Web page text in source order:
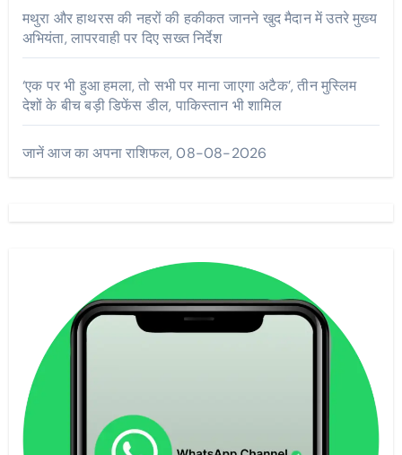
मथुरा और हाथरस की नहरों की हकीकत जानने खुद मैदान में उतरे मुख्य
अभियंता, लापरवाही पर दिए सख्त निर्देश
‘एक पर भी हुआ हमला, तो सभी पर माना जाएगा अटैक’, तीन मुस्लिम
देशों के बीच बड़ी डिफेंस डील, पाकिस्तान भी शामिल
जानें आज का अपना राशिफल, 08-08-2026